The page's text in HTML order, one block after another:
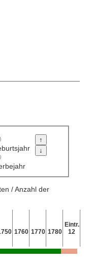
/ Anzahl der
1760 1770 1780
Eintr.
12